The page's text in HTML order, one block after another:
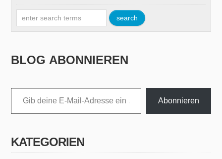
BLOG ABONNIEREN
Gib deine E-Mail-Adresse ein ...
Abonnieren
KATEGORIEN